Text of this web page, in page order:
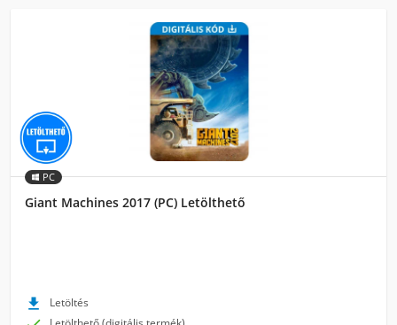
PC
Giant Machines 2017 (PC) Letölthető
 Letöltés